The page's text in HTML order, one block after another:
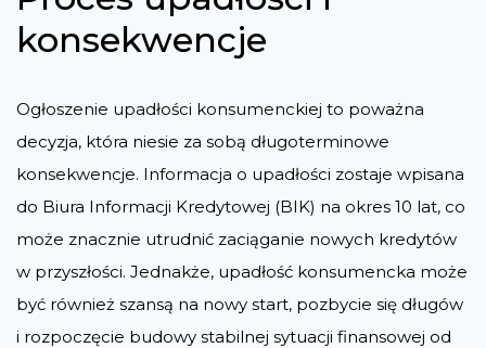
konsekwencje
Ogłoszenie upadłości konsumenckiej to poważna
decyzja, która niesie za sobą długoterminowe
konsekwencje. Informacja o upadłości zostaje wpisana
do Biura Informacji Kredytowej (BIK) na okres 10 lat, co
może znacznie utrudnić zaciąganie nowych kredytów
w przyszłości. Jednakże, upadłość konsumencka może
być również szansą na nowy start, pozbycie się długów
i rozpoczęcie budowy stabilnej sytuacji finansowej od